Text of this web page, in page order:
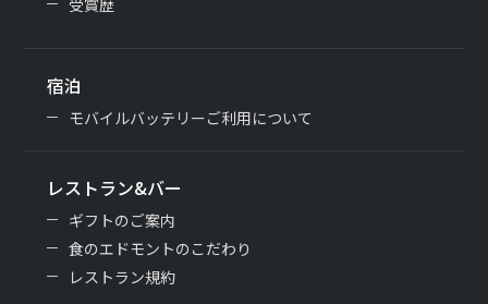
宿泊
モバイルバッテリーご利用について
レストラン&バー
ギフトのご案内
食のエドモントのこだわり
レストラン規約